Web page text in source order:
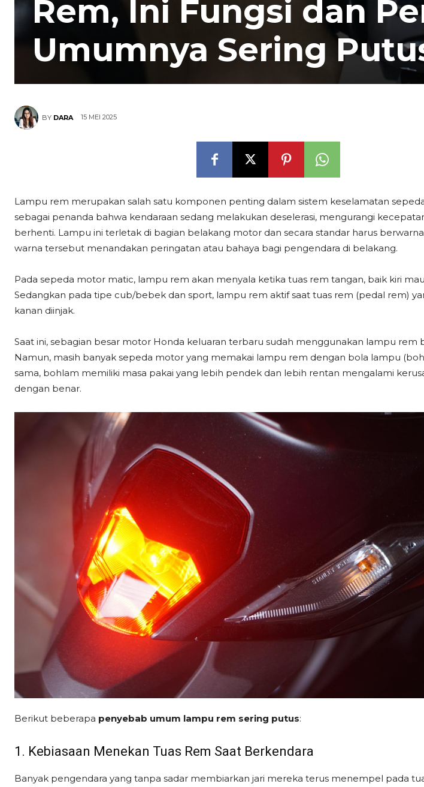
Rem, Ini Fungsi dan
Umumnya Sering
BY DARA 15 MEI 2025
Lampu rem merupakan salah satu komponen penting dalam sistem keselamatan
sebagai penanda bahwa kendaraan sedang melakukan deselerasi, mengurangi
berhenti. Lampu ini terletak di bagian belakang motor dan secara standar harus
warna tersebut menandakan peringatan atau bahaya bagi pengendara di belakang.
Pada sepeda motor matic, lampu rem akan menyala ketika tuas rem tangan, baik kiri
Sedangkan pada tipe cub/bebek dan sport, lampu rem aktif saat tuas rem (pedal rem)
kanan diinjak.
Saat ini, sebagian besar motor Honda keluaran terbaru sudah menggunakan lampu rem
Namun, masih banyak sepeda motor yang memakai lampu rem dengan bola lampu
sama, bohlam memiliki masa pakai yang lebih pendek dan lebih rentan mengalami
dengan benar.
Berikut beberapa penyebab umum lampu rem sering putus:
1. Kebiasaan Menekan Tuas Rem Saat Berkendara
Banyak pengendara yang tanpa sadar membiarkan jari mereka terus menempel pada